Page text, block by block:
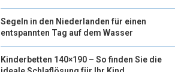
Segeln in den Niederlanden für einen
entspannten Tag auf dem Wasser
Kinderbetten 140×190 – So finden Sie die